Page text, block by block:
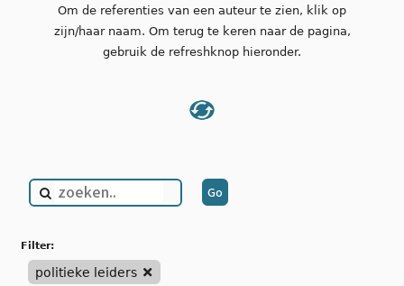
Om de referenties van een auteur te zien, klik op
zijn/haar naam. Om terug te keren naar de pagina,
gebruik de refreshknop hieronder.
filter:
politieke leiders